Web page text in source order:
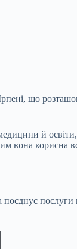
що
й
вона корисна